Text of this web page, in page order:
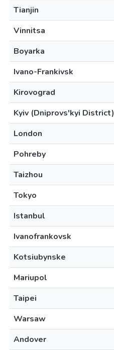
Tianjin
Vinnitsa
Boyarka
Ivano-Frankivsk
Kirovograd
Kyiv (Dniprovs'kyi District)
London
Pohreby
Taizhou
Tokyo
Istanbul
Ivanofrankovsk
Kotsiubynske
Mariupol
Taipei
Warsaw
Andover